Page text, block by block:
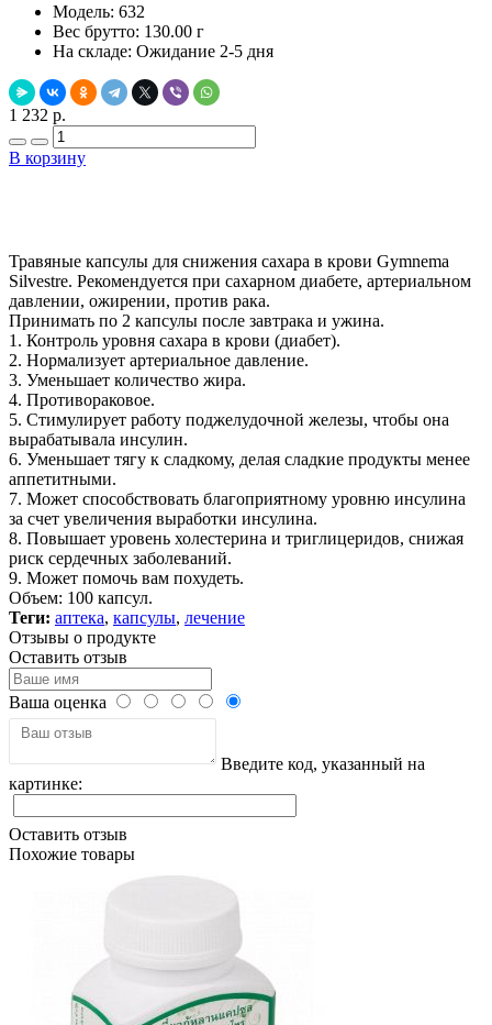
Модель: 632
Вес брутто: 130.00 г
На складе: Ожидание 2-5 дня
1 232 р.
В корзину
Травяные капсулы для снижения сахара в крови Gymnema
Silvestre. Рекомендуется при сахарном диабете, артериальном
давлении, ожирении, против рака.
Принимать по 2 капсулы после завтрака и ужина.
1. Контроль уровня сахара в крови (диабет).
2. Нормализует артериальное давление.
3. Уменьшает количество жира.
4. Противораковое.
5. Стимулирует работу поджелудочной железы, чтобы она
вырабатывала инсулин.
6. Уменьшает тягу к сладкому, делая сладкие продукты менее
аппетитными.
7. Может способствовать благоприятному уровню инсулина
за счет увеличения выработки инсулина.
8. Повышает уровень холестерина и триглицеридов, снижая
риск сердечных заболеваний.
9. Может помочь вам похудеть.
Объем: 100 капсул.
Теги: аптека, капсулы, лечение
Отзывы о продукте
Оставить отзыв
Ваша оценка
Введите код, указанный на
картинке:
Оставить отзыв
Похожие товары